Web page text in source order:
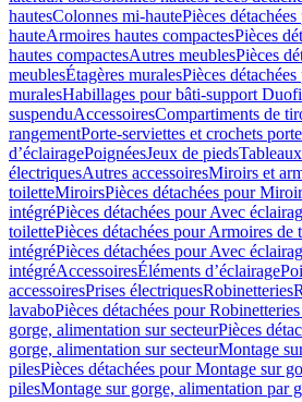
hautesColonnes mi-hautePièces
hauteArmoires hautes compactesPièces
hautes compactesAutres meublesPièces
meublesÉtagères muralesPièces
muralesHabillages pour bâti-support
suspenduAccessoiresCompartiments de
rangementPorte-serviettes et crochets
d’éclairagePoignéesJeux de pieds
électriquesAutres accessoiresMiroirs et
toiletteMiroirsPièces détachées pour
intégréPièces détachées pour Avec
toilettePièces détachées pour Armoires de
intégréPièces détachées pour Avec
intégréAccessoiresÉléments d’éclairage
accessoiresPrises électriquesRobinetteries
lavaboPièces détachées pour
gorge, alimentation sur secteurPièces
gorge, alimentation sur secteurMontage
pilesPièces détachées pour Montage sur
pilesMontage sur gorge, alimentation par